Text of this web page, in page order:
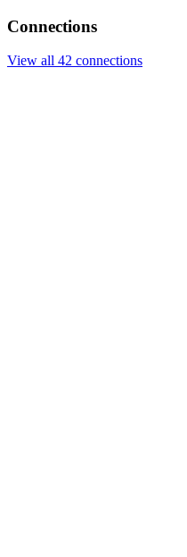
Connections
View all 42 connections